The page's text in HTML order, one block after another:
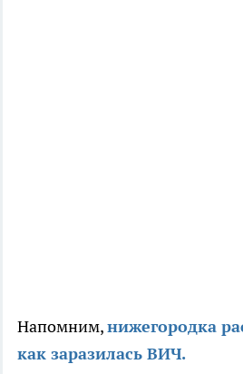
Напомним,нижегородка
как заразилась ВИЧ.